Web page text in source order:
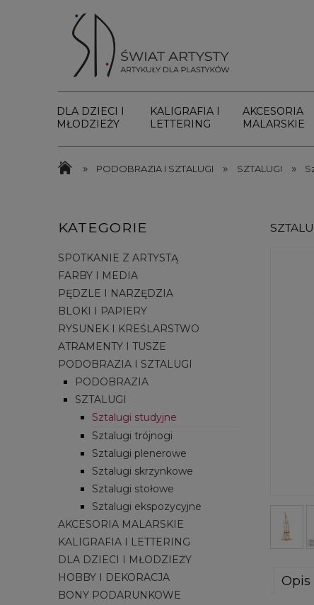
DLA DZIECI I
MŁODZIEŻY
KALIGRAFIA I
LETTERING
AKCESORIA
MALARSKIE
» PODOBRAZIA I SZTALUGI » SZTALUGI »
KATEGORIE
SPOTKANIE Z ARTYSTĄ
FARBY I MEDIA
PĘDZLE I NARZĘDZIA
BLOKI I PAPIERY
RYSUNEK I KREŚLARSTWO
ATRAMENTY I TUSZE
PODOBRAZIA I SZTALUGI
PODOBRAZIA
SZTALUGI
Sztalugi studyjne
Sztalugi trójnogi
Sztalugi plenerowe
Sztalugi skrzynkowe
Sztalugi stołowe
Sztalugi ekspozycyjne
AKCESORIA MALARSKIE
KALIGRAFIA I LETTERING
DLA DZIECI I MŁODZIEŻY
HOBBY I DEKORACJA
BONY PODARUNKOWE
Opis